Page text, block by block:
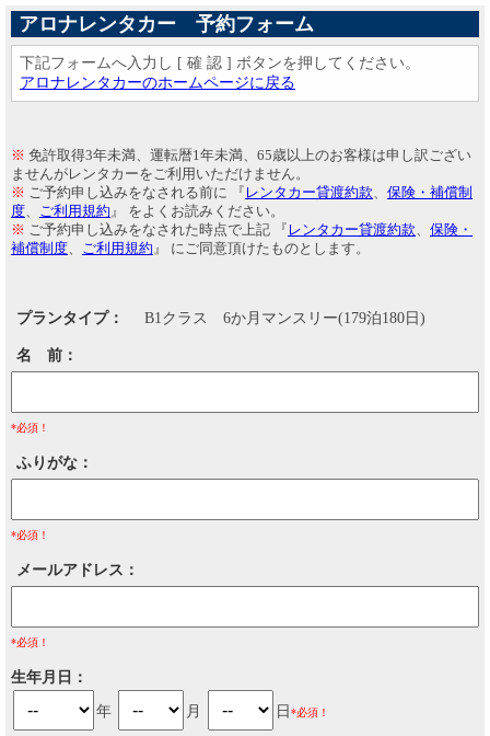
アロナレンタカー 予約フォーム
下記フォームへ入力し [ 確 認 ] ボタンを押してください。
アロナレンタカーのホームページに戻る
※ 免許取得3年未満、運転暦1年未満、65歳以上のお客様は申し訳ござい
ませんがレンタカーをご利用いただけません。
※ ご予約申し込みをなされる前に 『 レンタカー貸渡約款
保険・補償制
度
ご利用規約 』 をよくお読みください。
※ ご予約申し込みをなされた時点で上記 『 レンタカー貸渡約款
保険・
補償制度
ご利用規約 』 にご同意頂けたものとします。
プランタイプ B1クラス 6か月マンスリー(179泊180日)
名 前
*必須！
ふりがな
*必須！
メールアドレス
*必須！
生年月日
年 月 日*必須！